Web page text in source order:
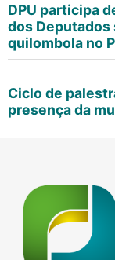
DPU participa
dos Deputados
quilombola no
Ciclo de
presença da